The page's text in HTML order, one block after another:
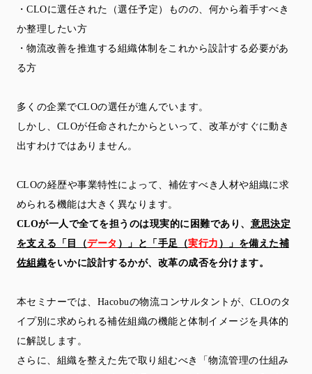
・CLOに選任された（選任予定）ものの、何から着手すべき
か整理したい方
・物流改善を推進する組織体制をこれから設計する必要があ
る方
多くの企業でCLOの選任が進んでいます。
しかし、CLOが任命されたからといって、改革がすぐに動き
出すわけではありません。
CLOの経歴や事業特性によって、補佐すべき人材や組織に求
められる機能は大きく異なります。
CLOが一人で全てを担うのは現実的に困難であり、 意思決定
を支える「目（データ ）」と「手足（実行力 ）」を備えた補
佐組織をいかに設計するかが、改革の成否を分けます。
本セミナーでは、Hacobuの物流コンサルタントが、CLOのタ
イプ別に求められる補佐組織の機能と体制イメージを具体的
に解説します。
さらに、組織を整えた先で取り組むべき「物流管理の仕組み